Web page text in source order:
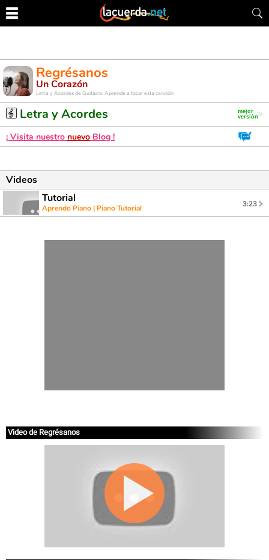
Regrésanos
Un Corazón
Letra y Acordes de Guitarra. Aprende a tocar esta canción
Letra y Acordes
¡ Visita nuestro nuevo Blog !
Videos
Tutorial
Aprendo Piano | Piano Tutorial 3:23
Video de Regrésanos